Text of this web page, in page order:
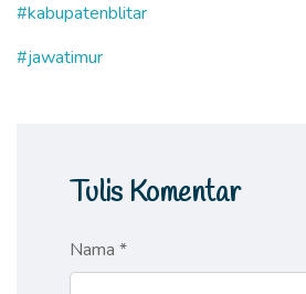
#kabupatenblitar
#jawatimur
Tulis Komentar
Nama *